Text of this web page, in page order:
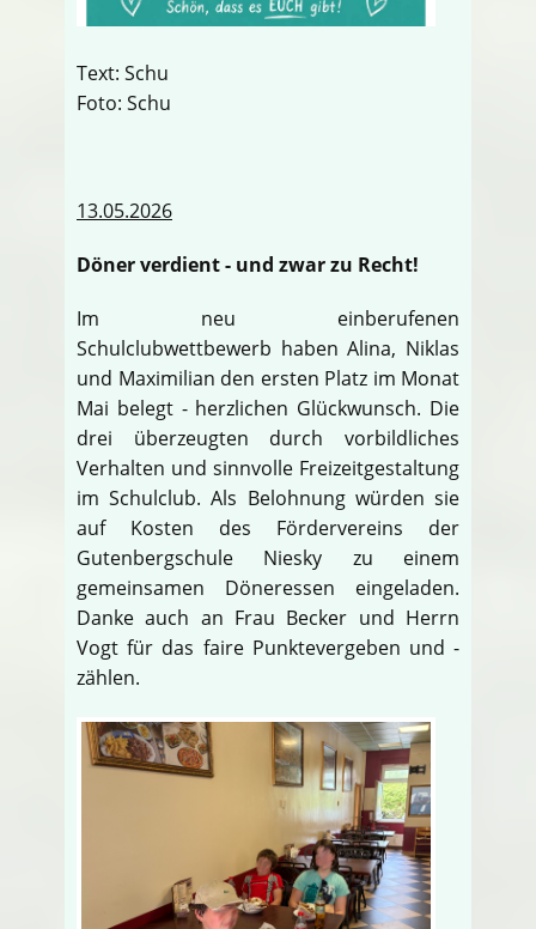
Text: Schu
Foto: Schu
13.05.2026
Döner verdient - und zwar zu Recht!
Im neu einberufenen
Schulclubwettbewerb haben Alina, Niklas
und Maximilian den ersten Platz im Monat
Mai belegt - herzlichen Glückwunsch. Die
drei überzeugten durch vorbildliches
Verhalten und sinnvolle Freizeitgestaltung
im Schulclub. Als Belohnung würden sie
auf Kosten des Fördervereins der
Gutenbergschule Niesky zu einem
gemeinsamen Döneressen eingeladen.
Danke auch an Frau Becker und Herrn
Vogt für das faire Punktevergeben und -
zählen.